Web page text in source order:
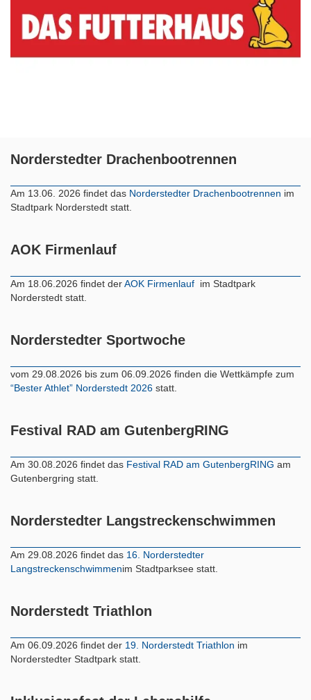
Norderstedter Drachenbootrennen
Am 13.06. 2026 findet das Norderstedter Drachenbootrennen im
Stadtpark Norderstedt statt.
AOK Firmenlauf
Am 18.06.2026 findet derAOK Firmenlauf im Stadtpark
Norderstedt statt.
Norderstedter Sportwoche
vom 29.08.2026 bis zum 06.09.2026 finden die Wettkämpfe zum
“Bester Athlet” Norderstedt 2026 statt.
Festival RAD am GutenbergRING
Am 30.08.2026 findet das Festival RAD am GutenbergRING am
Gutenbergring statt.
Norderstedter Langstreckenschwimmen
Am 29.08.2026 findet das 16. Norderstedter
Langstreckenschwimmenim Stadtparksee statt.
Norderstedt Triathlon
Am 06.09.2026 findet der 19. Norderstedt Triathlon im
Norderstedter Stadtpark statt.